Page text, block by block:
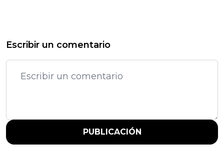
Escribir un comentario
PUBLICACIÓN